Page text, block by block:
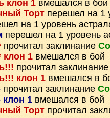
клон 1 вмешался в бой
Торт перешел на 1
на 1 уровень
перешел на 1 уровень
прочитал заклинание
клон 1 вмешался в бой
прочитал
клон 1 вмешался в
прочитал заклинание
клон 1 вмешался в бой
Торт прочитал